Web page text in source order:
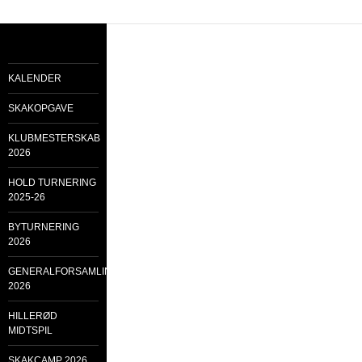
KALENDER
SKAKOPGAVE
KLUBMESTERSKAB
2026
HOLD TURNERING
2025-26
BYTURNERING
2026
GENERALFORSAMLING
2026
HILLERØD
MIDTSPIL